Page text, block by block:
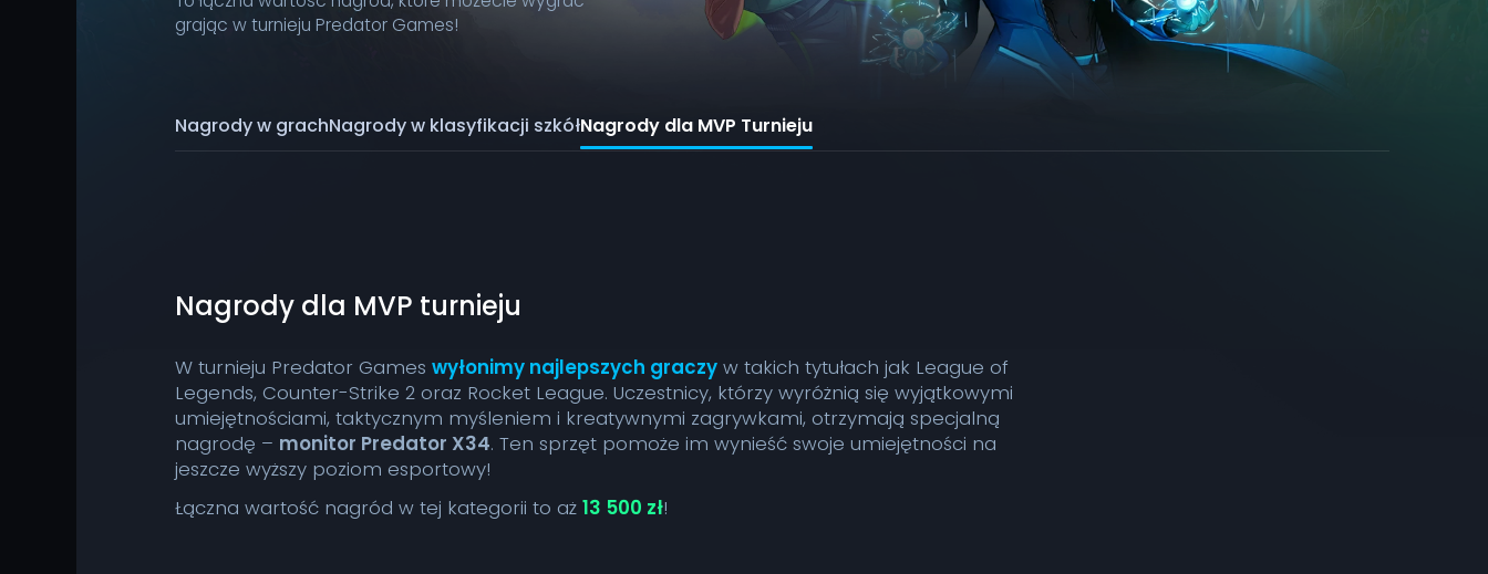
grając w turnieju Predator Games!
Nagrody w grachNagrody w klasyfikacji szkółNagrody dla MVP Turnieju
Nagrody dla MVP turnieju
W turnieju Predator Gameswyłonimy najlepszych graczy w takich tytułach jak League of
Legends, Counter-Strike 2 oraz Rocket League. Uczestnicy, którzy wyróżnią się wyjątkowymi
umiejętnościami, taktycznym myśleniem i kreatywnymi zagrywkami, otrzymają specjalną
nagrodę – monitor Predator X34. Ten sprzęt pomoże im wynieść swoje umiejętności na
jeszcze wyższy poziom esportowy!
Łączna wartość nagród w tej kategorii to aż13 500 zł!